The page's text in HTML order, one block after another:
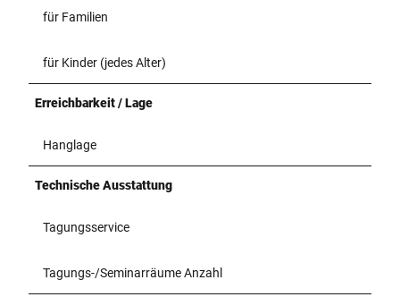
für Familien
für Kinder (jedes Alter)
Erreichbarkeit / Lage
Hanglage
Technische Ausstattung
Tagungsservice
Tagungs-/Seminarräume Anzahl